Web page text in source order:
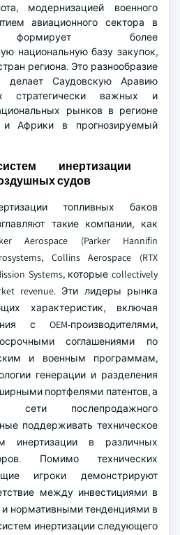
модернизацией военного
авиационного сектора в
формирует более
национальную базу закупок,
региона. Это разнообразие
делает Саудовскую Аравию
важных и
рынков в регионе
и Африки в прогнозируемый
инертизации
судов
топливных баков
такие компании, как
Aerospace (Parker Hannifin
Collins Aerospace (RTX
Systems, которые collectively
revenue. Эти лидеры рынка
характеристик, включая
с OEM-производителями,
соглашениями по
и военным программам,
генерации и разделения
портфелями патентов, а
сети послепродажного
поддерживать техническое
инертизации в различных
Помимо технических
игроки демонстрируют
между инвестициями в
и нормативными тенденциями в
инертизации следующего